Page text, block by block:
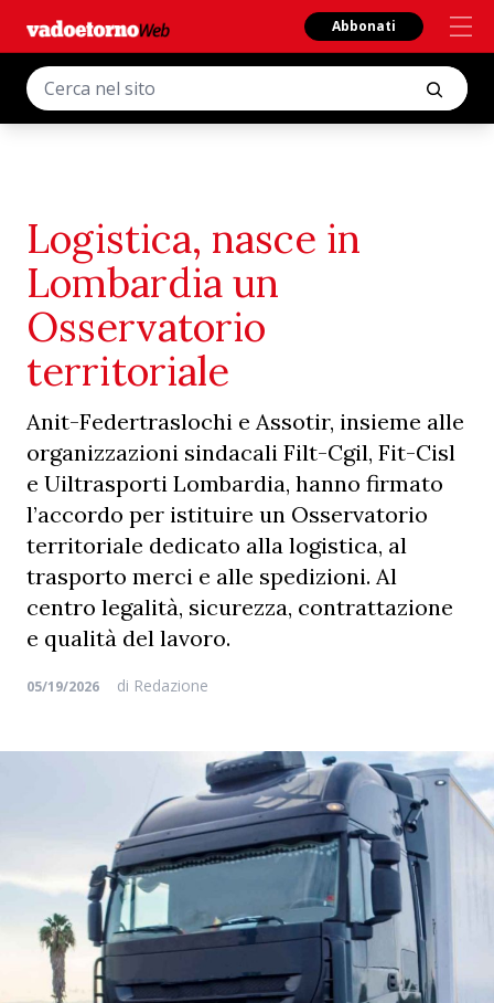
Abbonati
Logistica, nasce in
Lombardia un
Osservatorio
territoriale
Anit-Federtraslochi e Assotir, insieme alle
organizzazioni sindacali Filt-Cgil, Fit-Cisl
e Uiltrasporti Lombardia, hanno firmato
l’accordo per istituire un Osservatorio
territoriale dedicato alla logistica, al
trasporto merci e alle spedizioni. Al
centro legalità, sicurezza, contrattazione
e qualità del lavoro.
05/19/2026 di Redazione